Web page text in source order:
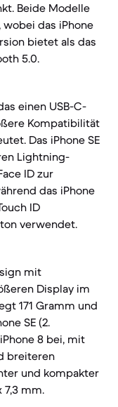
Beide Modelle
das iPhone
bietet als das
5.0.
einen USB-C-
Kompatibilität
Das iPhone SE
Lightning-
ID zur
das iPhone
ID
verwendet.
mit
Display im
171 Gramm und
SE (2.
8 bei, mit
breiteren
und kompakter
7,3 mm.